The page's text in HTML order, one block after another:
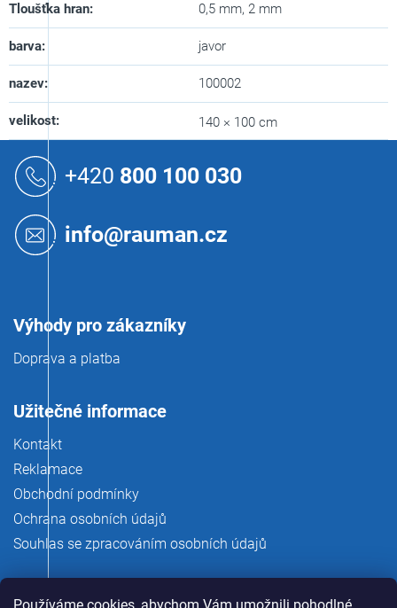
Tloušťka hran: 0,5 mm, 2 mm
barva: javor
nazev: 100002
velikost: 140 × 100 cm
+420 800 100 030
info@rauman.cz
Výhody pro zákazníky
Doprava a platba
Užitečné informace
Kontakt
Reklamace
Obchodní podmínky
Ochrana osobních údajů
Souhlas se zpracováním osobních údajů